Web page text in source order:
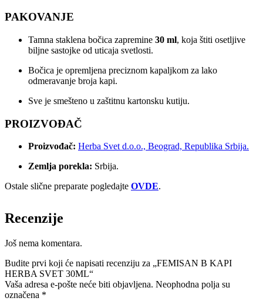
PAKOVANJE
Tamna staklena bočica zapremine 30 ml, koja štiti osetljive
biljne sastojke od uticaja svetlosti.
Bočica je opremljena preciznom kapaljkom za lako
odmeravanje broja kapi.
Sve je smešteno u zaštitnu kartonsku kutiju.
PROIZVOĐAČ
Proizvođač: Herba Svet d.o.o., Beograd, Republika Srbija.
Zemlja porekla: Srbija.
Ostale slične preparate pogledajte OVDE.
Recenzije
Još nema komentara.
Budite prvi koji će napisati recenziju za „FEMISAN B KAPI
HERBA SVET 30ML“
Vaša adresa e-pošte neće biti objavljena. Neophodna polja su
označena *